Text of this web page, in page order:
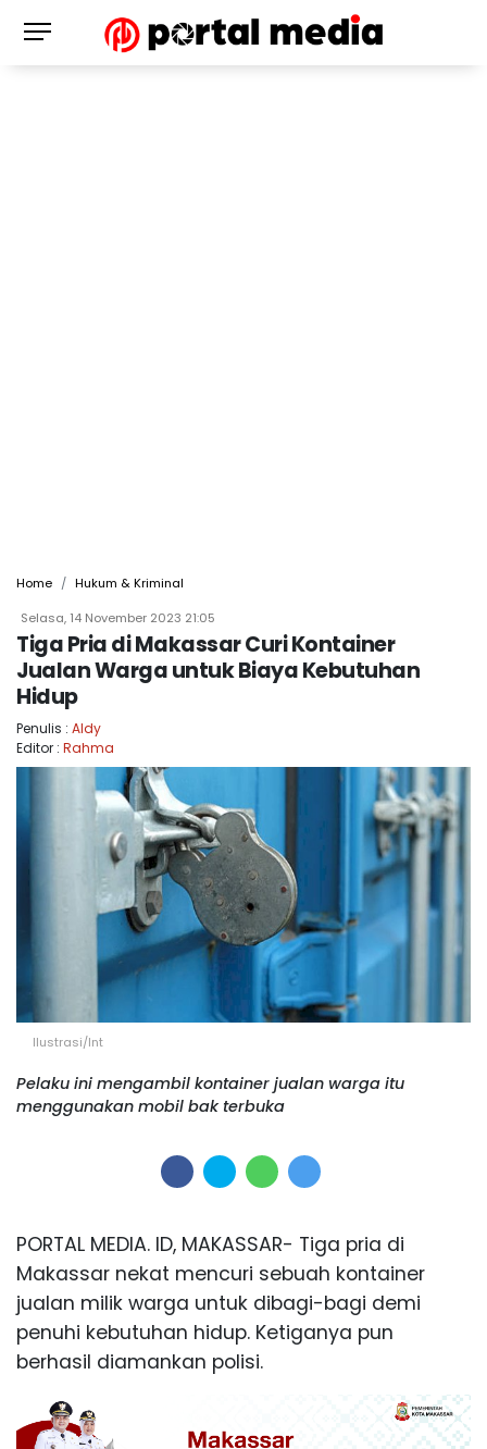
Home
Hukum & Kriminal
Selasa, 14 November 2023 21:05
Tiga Pria di Makassar Curi Kontainer
Jualan Warga untuk Biaya Kebutuhan
Hidup
Penulis : Aldy
Editor : Rahma
Ilustrasi/Int
Pelaku ini mengambil kontainer jualan warga itu
menggunakan mobil bak terbuka
PORTAL MEDIA. ID, MAKASSAR- Tiga pria di
Makassar nekat mencuri sebuah kontainer
jualan milik warga untuk dibagi-bagi demi
penuhi kebutuhan hidup. Ketiganya pun
berhasil diamankan polisi.